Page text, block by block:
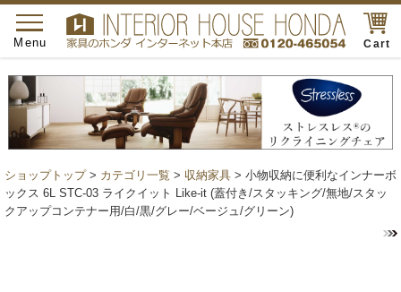
Cart
toggle
navigation
Menu
ショップトップ> カテゴリ一覧 > 収納家具 > 小物収納に便利なインナーボ
ックス 6L STC-03 ライクイット Like-it (蓋付き/スタッキング/無地/スタッ
クアップコンテナー用/白/黒/グレー/ベージュ/グリーン)